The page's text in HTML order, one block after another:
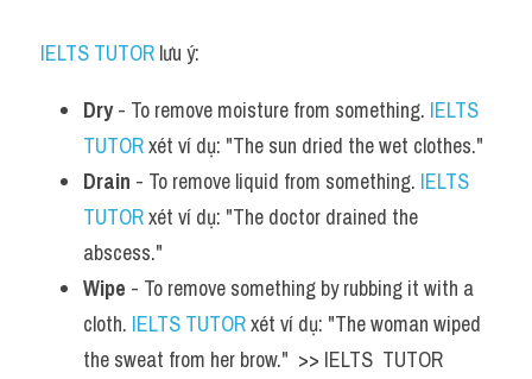
IELTS TUTOR lưu ý:
Dry - To remove moisture from something. IELTS
TUTOR xét ví dụ: "The sun dried the wet clothes."
Drain - To remove liquid from something. IELTS
TUTOR xét ví dụ: "The doctor drained the
abscess."
Wipe - To remove something by rubbing it with a
cloth. IELTS TUTOR xét ví dụ: "The woman wiped
the sweat from her brow."  >> IELTS  TUTOR